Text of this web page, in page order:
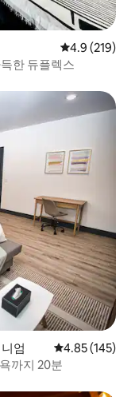
평점 4.9점(5
4.9 (219)
한 듀플렉스
엄 평점 4.85점(5
4.85 (145)
까지 20분